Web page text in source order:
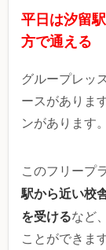
平日は汐留
方で通える
グループレッ
ースがありま
ンがあります。
このフリープ
駅から近い校
を受けるなど
ことができます